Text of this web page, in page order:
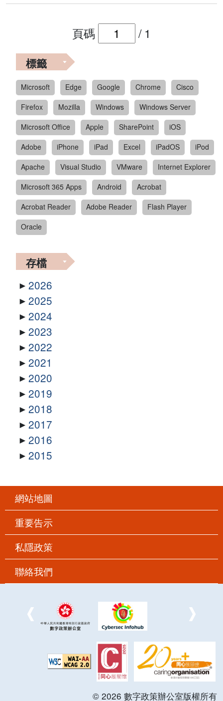
頁碼 / 1
標籤
Microsoft Edge Google Chrome
Cisco
Firefox
Mozilla Windows
Windows Server
Microsoft Office
Apple SharePoint
iOS
Adobe
iPhone iPad Excel iPadOS
iPod
Apache
Visual Studio VMware
Internet Explorer
Microsoft 365 Apps
Android
Acrobat
Acrobat Reader
Adobe Reader
Flash Player
Oracle
存檔
2026
2025
2024
2023
2022
2021
2020
2019
2018
2017
2016
2015
網站地圖
重要告示
私隱政策
聯絡我們
© 2026 數字政策辦公室版權所有